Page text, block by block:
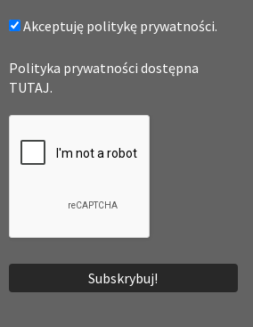
Akceptuję politykę prywatności.
Polityka prywatności dostępna
TUTAJ.